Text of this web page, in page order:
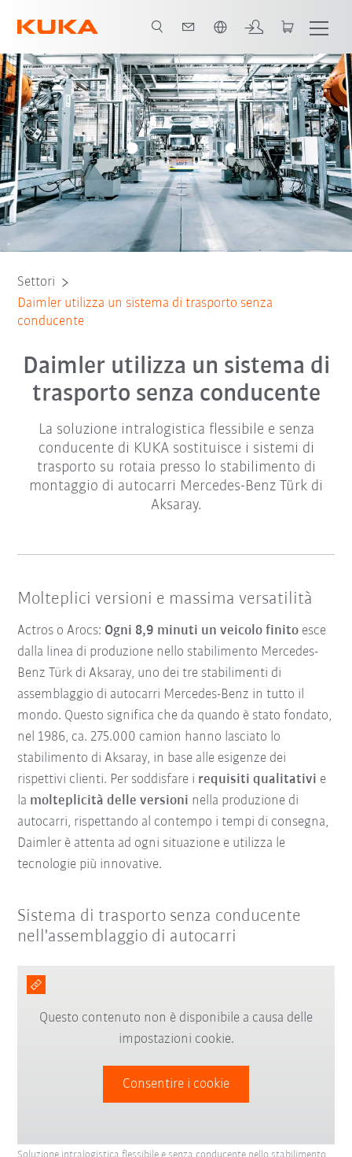
Vantaggi Espansione della produzione Tutti i partner del sistema
Settori
Daimler utilizza un sistema di trasporto senza
conducente
Daimler utilizza un sistema di
trasporto senza conducente
La soluzione intralogistica flessibile e senza
conducente di KUKA sostituisce i sistemi di
trasporto su rotaia presso lo stabilimento di
montaggio di autocarri Mercedes-Benz Türk di
Aksaray.
Molteplici versioni e massima versatilità
Actros o Arocs: Ogni 8,9 minuti un veicolo finito esce
dalla linea di produzione nello stabilimento Mercedes-
Benz Türk di Aksaray, uno dei tre stabilimenti di
assemblaggio di autocarri Mercedes-Benz in tutto il
mondo. Questo significa che da quando è stato fondato,
nel 1986, ca. 275.000 camion hanno lasciato lo
stabilimento di Aksaray, in base alle esigenze dei
rispettivi clienti. Per soddisfare i requisiti qualitativi e
la molteplicità delle versioni nella produzione di
autocarri, rispettando al contempo i tempi di consegna,
Daimler è attenta ad ogni situazione e utilizza le
tecnologie più innovative.
Sistema di trasporto senza conducente
nell'assemblaggio di autocarri
Questo contenuto non è disponibile a causa delle
impostazioni cookie.
Consentire i cookie